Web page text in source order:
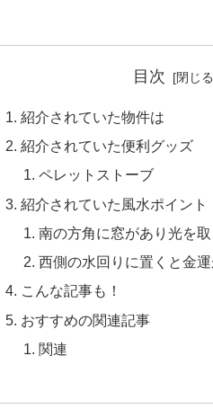
目次
紹介されていた物件は
紹介されていた便利グッズ
ペレットストーブ
紹介されていた風水ポイント
南の方角に窓があり光を
西側の水回りに置くと金
こんな記事も！
おすすめの関連記事
関連